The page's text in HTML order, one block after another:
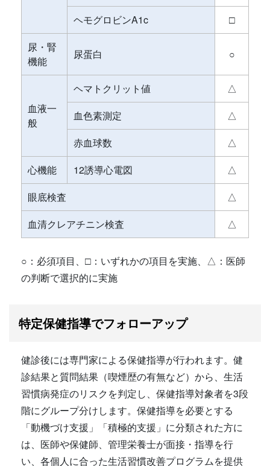
ヘモグロビンA1c
□
尿・腎
機能
尿蛋白 ○
血液一
般
ヘマトクリット値
△
血色素測定
△
赤血球数
△
心機能
12誘導心電図
△
眼底検査
△
血清クレアチニン検査
△
○：必須項目、□：いずれかの項目を実施、△：医師
の判断で選択的に実施
特定保健指導でフォローアップ
健診後には専門家による保健指導が行われます。健
診結果と質問結果（喫煙歴の有無など）から、生活
習慣病発症のリスクを判定し、保健指導対象者を3段
階にグループ分けします。保健指導を必要とする
「動機づけ支援」「積極的支援」に分類された方に
は、医師や保健師、管理栄養士が面接・指導を行
い、各個人に合った生活習慣改善プログラムを提供